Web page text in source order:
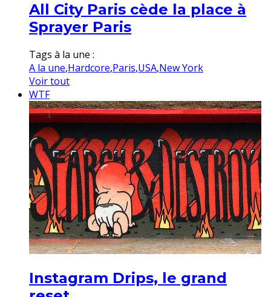
All City Paris cède la place à
Sprayer Paris
Tags à la une :
A la une,Hardcore,Paris,USA,New York
Voir tout
WTF
Instagram Drips, le grand